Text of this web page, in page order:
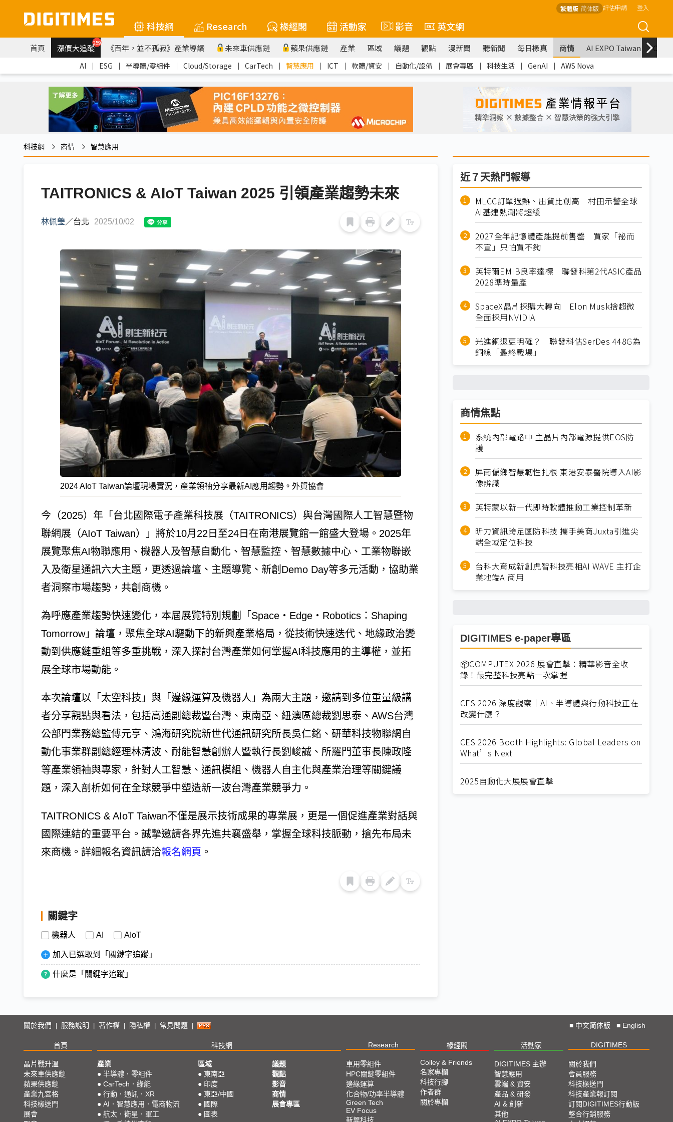
繁體版 简体版 評估申請 登入
科技網 Research 椽經閣 活動家 影音 英文網
首頁 漲價大追蹤259 《百年，並不孤寂》產業導讀 未來車供應鏈 蘋果供應鏈 產業 區域 議題 觀點 漫新聞 聽新聞 每日椽真 商情 AI EXPO Taiwan
AI ｜ ESG ｜ 半導體/零組件 ｜ Cloud/Storage ｜ CarTech ｜ 智慧應用 ｜ ICT ｜ 軟體/資安 ｜ 自動化/設備 ｜ 展會專區 ｜ 科技生活 ｜ GenAI ｜ AWS Nova
科技網 商情 智慧應用
TAITRONICS & AIoT Taiwan 2025 引領產業趨勢未來
林佩瑩 ／台北 2025/10/02
2024 AIoT Taiwan論壇現場實況，產業領袖分享最新AI應用趨勢。外貿協會
今（2025）年「台北國際電子產業科技展（TAITRONICS）與台灣國際人工智慧暨物
聯網展（AIoT Taiwan）」將於10月22日至24日在南港展覽館一館盛大登場。2025年
展覽聚焦AI物聯應用、機器人及智慧自動化、智慧監控、智慧數據中心、工業物聯嵌
入及衛星通訊六大主題，更透過論壇、主題導覽、新創Demo Day等多元活動，協助業
者洞察市場趨勢，共創商機。
為呼應產業趨勢快速變化，本屆展覽特別規劃「Space・Edge・Robotics：Shaping
Tomorrow」論壇，聚焦全球AI驅動下的新興產業格局，從技術快速迭代、地緣政治變
動到供應鏈重組等多重挑戰，深入探討台灣產業如何掌握AI科技應用的主導權，並拓
展全球市場動能。
本次論壇以「太空科技」與「邊緣運算及機器人」為兩大主題，邀請到多位重量級講
者分享觀點與看法，包括高通副總裁暨台灣、東南亞、紐澳區總裁劉思泰、AWS台灣
公部門業務總監傅元亨、鴻海研究院新世代通訊研究所長吳仁銘、研華科技物聯網自
動化事業群副總經理林清波、耐能智慧創辦人暨執行長劉峻誠、所羅門董事長陳政隆
等產業領袖與專家，針對人工智慧、通訊模組、機器人自主化與產業治理等關鍵議
題，深入剖析如何在全球競爭中塑造新一波台灣產業競爭力。
TAITRONICS & AIoT Taiwan不僅是展示技術成果的專業展，更是一個促進產業對話與
國際連結的重要平台。誠摯邀請各界先進共襄盛舉，掌握全球科技脈動，搶先布局未
來商機。詳細報名資訊請洽報名網頁 。
關鍵字
機器人 AI AIoT
加入已選取到「關鍵字追蹤」
什麼是「關鍵字追蹤」
近７天熱門報導
MLCC訂單過熱、出貨比創高 村田示警全球
AI基建熱潮將趨緩
2027全年記憶體產能提前售罄 買家「祕而
不宣」只怕買不夠
英特爾EMIB良率達標 聯發科第2代ASIC產品
2028準時量產
SpaceX晶片採購大轉向 Elon Musk捨超微
全面採用NVIDIA
光進銅退更明確？ 聯發科估SerDes 448G為
銅線「最終戰場」
商情焦點
系統內部電路中 主晶片內部電源提供EOS防
護
屏南偏鄉智慧韌性扎根 東港安泰醫院導入AI影
像辨識
英特蒙以新一代即時軟體推動工業控制革新
昕力資訊跨足國防科技 攜手美商Juxta引進尖
端全域定位科技
台科大育成新創虎智科技亮相AI WAVE 主打企
業地端AI商用
DIGITIMES e-paper專區
📦COMPUTEX 2026 展會直擊：精華影音全收
錄！最完整科技亮點一次掌握
CES 2026 深度觀察｜AI、半導體與行動科技正在
改變什麼？
CES 2026 Booth Highlights: Global Leaders on
What’s Next
2025自動化大展展會直擊
2024 SEMICON TAIWAN展會精選
2024台北國際自動化工業大展展會精選
關於我們 服務說明 著作權 隱私權 常見問題 ■ 中文简体版 ■ English
首頁 科技網 Research 椽經閣 活動家 DIGITIMES
晶片戰升溫
未來車供應鏈
蘋果供應鏈
產業九宮格
科技椽送門
展會
產業
● 半導體．零組件
● CarTech．綠能
● 行動．通訊．XR
● AI．智慧應用．電商物流
● 航太．衛星．軍工
區域
● 東南亞
● 印度
● 東亞/中國
● 國際
● 圖表
議題
觀點
影音
商情
展會專區
車用零組件
HPC關鍵零組件
邊緣運算
化合物/功率半導體
Green Tech
EV Focus
新興科技
Colley & Friends
名家專欄
科技行腳
作者群
關於專欄
DIGITIMES 主辦
智慧應用
雲端 & 資安
產品 & 研發
AI & 創新
其他
關於我們
會員服務
科技椽送門
科技產業報訂閱
訂閱DIGITIMES行動版
整合行銷服務